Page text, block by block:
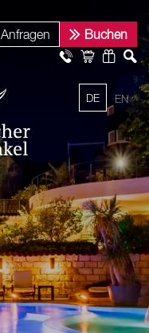
DE EN
Anfragen Buchen